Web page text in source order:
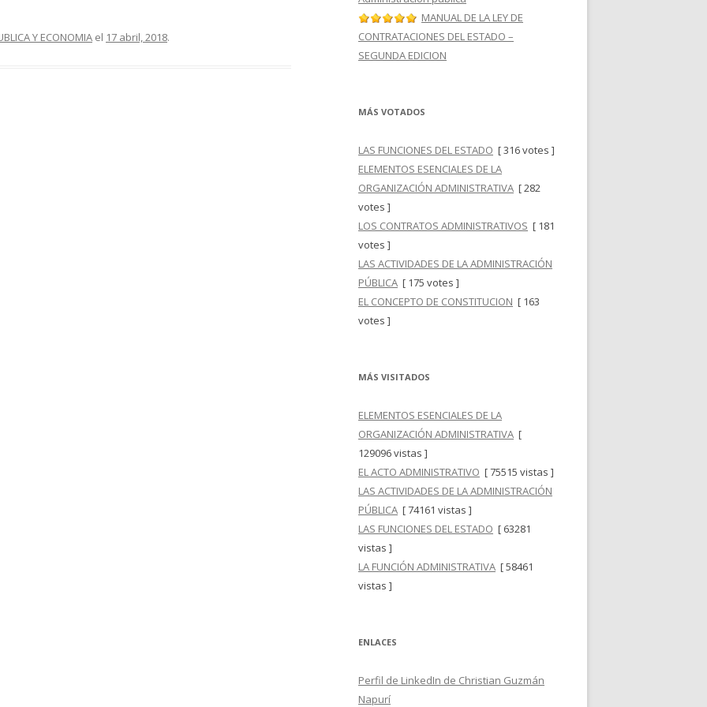
Y ECONOMIA el 17 abril, 2018.
MANUAL DE LA LEY DE
CONTRATACIONES DEL ESTADO –
SEGUNDA EDICION
MÁS VOTADOS
LAS FUNCIONES DEL ESTADO [ 316 votes ]
ELEMENTOS ESENCIALES DE LA
ORGANIZACIÓN ADMINISTRATIVA [ 282
votes ]
LOS CONTRATOS ADMINISTRATIVOS [ 181
votes ]
LAS ACTIVIDADES DE LA ADMINISTRACIÓN
PÚBLICA [ 175 votes ]
EL CONCEPTO DE CONSTITUCION [ 163
votes ]
MÁS VISITADOS
ELEMENTOS ESENCIALES DE LA
ORGANIZACIÓN ADMINISTRATIVA [
129096 vistas ]
EL ACTO ADMINISTRATIVO [ 75515 vistas ]
LAS ACTIVIDADES DE LA ADMINISTRACIÓN
PÚBLICA [ 74161 vistas ]
LAS FUNCIONES DEL ESTADO [ 63281
vistas ]
LA FUNCIÓN ADMINISTRATIVA [ 58461
vistas ]
ENLACES
Perfil de LinkedIn de Christian Guzmán
Napurí